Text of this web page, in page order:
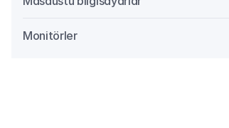
Monitörler